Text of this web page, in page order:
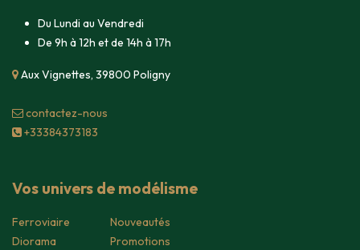
Du Lundi au Vendredi
De 9h à 12h et de 14h à 17h
Aux Vignettes, 39800 Poligny
contacte​z-nous
+33384373183
Vos univers de modélisme
Ferroviaire
Diorama
Nouveautés
Promotions